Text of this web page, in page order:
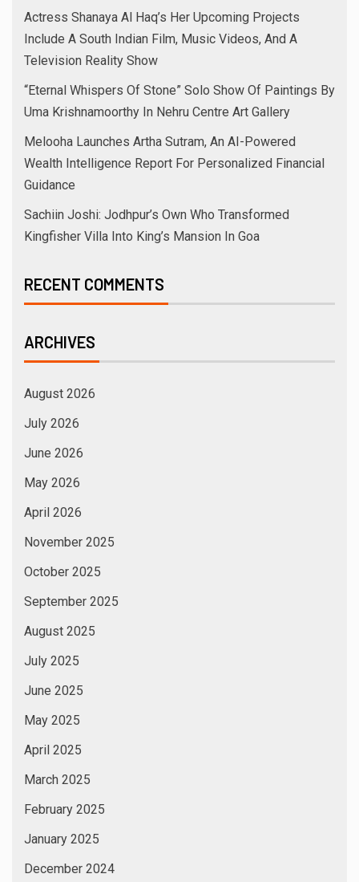
Actress Shanaya Al Haq’s Her Upcoming Projects
Include A South Indian Film, Music Videos, And A
Television Reality Show
“Eternal Whispers Of Stone” Solo Show Of Paintings By
Uma Krishnamoorthy In Nehru Centre Art Gallery
Melooha Launches Artha Sutram, An AI-Powered
Wealth Intelligence Report For Personalized Financial
Guidance
Sachiin Joshi: Jodhpur’s Own Who Transformed
Kingfisher Villa Into King’s Mansion In Goa
RECENT COMMENTS
ARCHIVES
August 2026
July 2026
June 2026
May 2026
April 2026
November 2025
October 2025
September 2025
August 2025
July 2025
June 2025
May 2025
April 2025
March 2025
February 2025
January 2025
December 2024